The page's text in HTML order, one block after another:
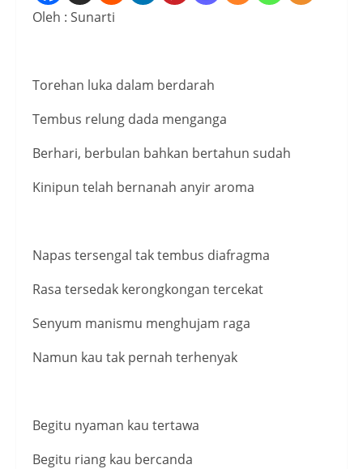
Oleh : Sunarti
Torehan luka dalam berdarah
Tembus relung dada menganga
Berhari, berbulan bahkan bertahun sudah
Kinipun telah bernanah anyir aroma
Napas tersengal tak tembus diafragma
Rasa tersedak kerongkongan tercekat
Senyum manismu menghujam raga
Namun kau tak pernah terhenyak
Begitu nyaman kau tertawa
Begitu riang kau bercanda